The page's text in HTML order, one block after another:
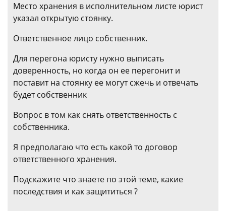
Место хранения в исполнительном листе юрист
указал открытую стоянку.
Ответственное лицо собственник.
Для перегона юристу нужно выписать
доверенность, но когда он ее перегонит и
поставит на стоянку ее могут сжечь и отвечать
будет собственник
Вопрос в том как снять ответственность с
собственника.
Я предполагаю что есть какой то договор
ответственного хранения.
Подскажите что знаете по этой теме, какие
последствия и как защититься ?